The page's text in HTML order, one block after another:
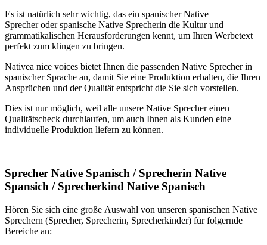
Es ist natürlich sehr wichtig, das ein spanischer Native
Sprecher oder spanische Native Sprecherin die Kultur und
grammatikalischen Herausforderungen kennt, um Ihren Werbetext
perfekt zum klingen zu bringen.
Nativea nice voices bietet Ihnen die passenden Native Sprecher in
spanischer Sprache an, damit Sie eine Produktion erhalten, die Ihren
Ansprüchen und der Qualität entspricht die Sie sich vorstellen.
Dies ist nur möglich, weil alle unsere Native Sprecher einen
Qualitätscheck durchlaufen, um auch Ihnen als Kunden eine
individuelle Produktion liefern zu können.
Sprecher Native Spanisch / Sprecherin Native
Spansich / Sprecherkind Native Spanisch
Hören Sie sich eine große Auswahl von unseren spanischen Native
Sprechern (Sprecher, Sprecherin, Sprecherkinder) für folgernde
Bereiche an: